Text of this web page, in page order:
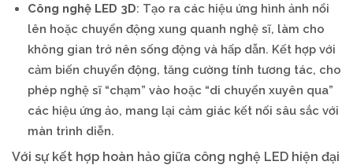
Công nghệ LED 3D: Tạo ra các hiệu ứng hình ảnh nổi
lên hoặc chuyển động xung quanh nghệ sĩ, làm cho
không gian trở nên sống động và hấp dẫn. Kết hợp với
cảm biến chuyển động, tăng cường tính tương tác, cho
phép nghệ sĩ “chạm” vào hoặc “di chuyển xuyên qua”
các hiệu ứng ảo, mang lại cảm giác kết nối sâu sắc với
màn trình diễn.
Với sự kết hợp hoàn hảo giữa công nghệ LED hiện đại